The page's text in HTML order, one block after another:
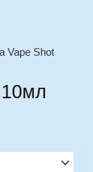
Vape Shot